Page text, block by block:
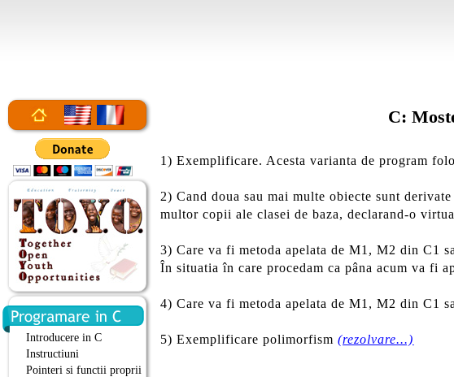
Introducere in C
Instructiuni
Pointeri si functii proprii
C:
1) Exemplificare. Acesta varianta de program
2) Cand doua sau mai multe obiecte sunt
multor copii ale clasei de baza, declarand-o
3) Care va fi metoda apelata de M1, M2 din C1
În situatia în care procedam ca pâna acum va fi
4) Care va fi metoda apelata de M1, M2 din C1
5) Exemplificare polimorfism(rezolvare...)